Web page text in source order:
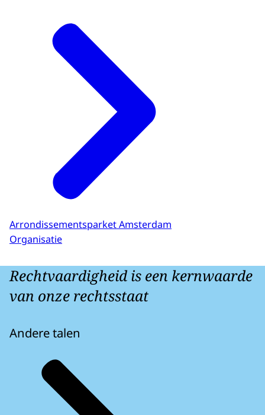
Arrondissementsparket Amsterdam
Organisatie
Rechtvaardigheid is een kernwaarde
van onze rechtsstaat
Andere talen